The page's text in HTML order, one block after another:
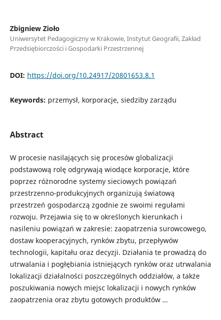
Zbigniew Zioło
Uniwersytet Pedagogiczny w Krakowie, Instytut Geografii, Zakład
Przedsiębiorczości i Gospodarki Przestrzennej
DOI: https://doi.org/10.24917/20801653.8.1
Keywords: przemysł, korporacje, siedziby zarządu
Abstract
W procesie nasilających się procesów globalizacji
podstawową rolę odgrywają wiodące korporacje, które
poprzez różnorodne systemy sieciowych powiązań
przestrzenno-produkcyjnych organizują światową
przestrzeń gospodarczą zgodnie ze swoimi regułami
rozwoju. Przejawia się to w określonych kierunkach i
nasileniu powiązań w zakresie: zaopatrzenia surowcowego,
dostaw kooperacyjnych, rynków zbytu, przepływów
technologii, kapitału oraz decyzji. Działania te prowadzą do
utrwalania i pogłębiania istniejących rynków oraz utrwalania
lokalizacji działalności poszczególnych oddziałów, a także
poszukiwania nowych miejsc lokalizacji i nowych rynków
zaopatrzenia oraz zbytu gotowych produktów …